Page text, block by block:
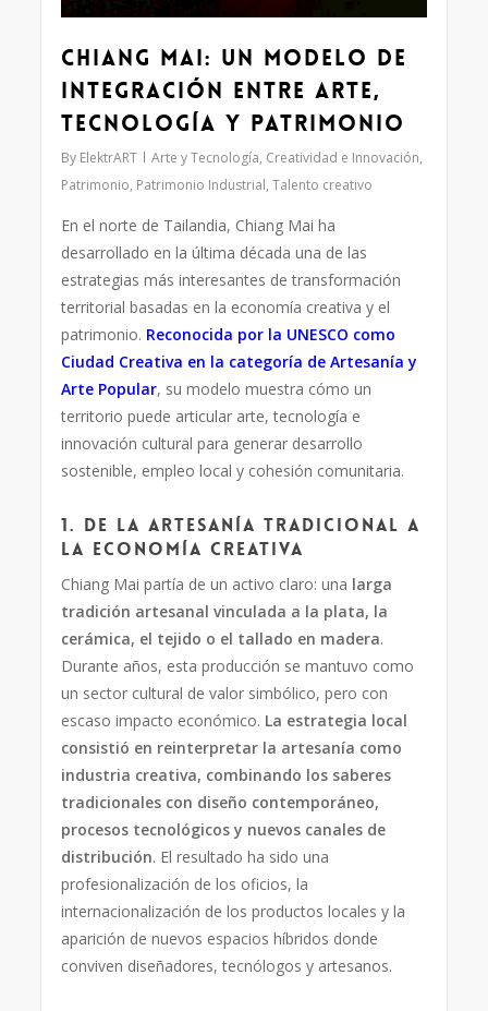
Chiang Mai: un modelo de
integración entre arte,
tecnología y patrimonio
By ElektrART Arte y Tecnología, Creatividad e Innovación,
Patrimonio, Patrimonio Industrial,Talento creativo
En el norte de Tailandia, Chiang Mai ha
desarrollado en la última década una de las
estrategias más interesantes de transformación
territorial basadas en la economía creativa y el
patrimonio. Reconocida por la UNESCO como
Ciudad Creativa en la categoría de Artesanía y
Arte Popular, su modelo muestra cómo un
territorio puede articular arte, tecnología e
innovación cultural para generar desarrollo
sostenible, empleo local y cohesión comunitaria.
1. De la artesanía tradicional a
la economía creativa
Chiang Mai partía de un activo claro: una larga
tradición artesanal vinculada a la plata, la
cerámica, el tejido o el tallado en madera.
Durante años, esta producción se mantuvo como
un sector cultural de valor simbólico, pero con
escaso impacto económico. La estrategia local
consistió en reinterpretar la artesanía como
industria creativa, combinando los saberes
tradicionales con diseño contemporáneo,
procesos tecnológicos y nuevos canales de
distribución. El resultado ha sido una
profesionalización de los oficios, la
internacionalización de los productos locales y la
aparición de nuevos espacios híbridos donde
conviven diseñadores, tecnólogos y artesanos.